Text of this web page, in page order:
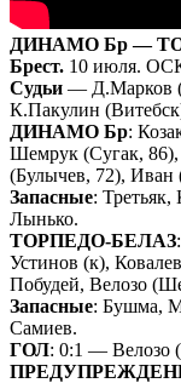
ДИНАМО Бр —
Брест. 10 июля. ОСК
Судьи — Д.Марков
К.Пакулин
ДИНАМО Бр:
Шемрук (Сугак, 86),
(Булычев, 72),
Запасные:
Лынько.
ТОРПЕДО-БЕЛАЗ
Устинов (к),
Побудей, Велозо
Запасные: Бушма,
Самиев.
ГОЛ: 0:1 — Велозо